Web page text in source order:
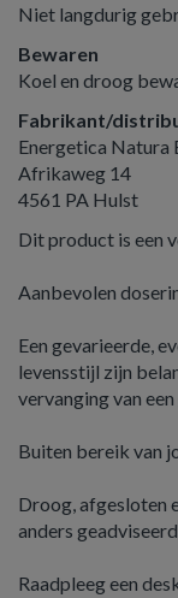
Niet langdurig
Bewaren
Koel en droog
Fabrikant/
Energetica Natura
Afrikaweg 14
4561 PA Hulst
Dit product is een
Aanbevolen
Een gevarieerde,
levensstijl zijn
vervanging van
Buiten bereik van
Droog, afgesloten
anders
Raadpleeg een